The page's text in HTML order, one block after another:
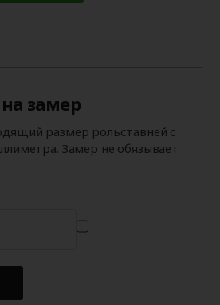
замер
размер рольставней с
Замер не обязывает